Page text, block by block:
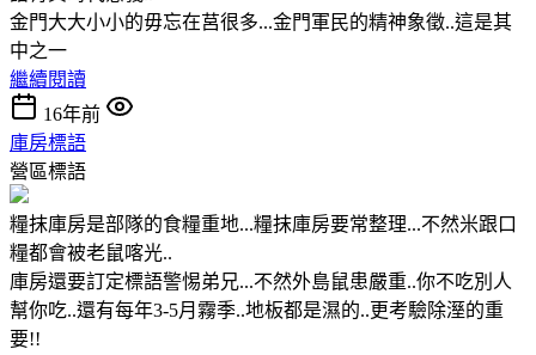
金門大大小小的毋忘在莒很多...金門軍民的精神象徵..這是其
中之一
繼續閱讀
16年前
庫房標語
營區標語
糧抹庫房是部隊的食糧重地...糧抹庫房要常整理...不然米跟口
糧都會被老鼠喀光..
庫房還要訂定標語警惕弟兄...不然外島鼠患嚴重..你不吃別人
幫你吃..還有每年3-5月霧季..地板都是濕的..更考驗除溼的重
要!!